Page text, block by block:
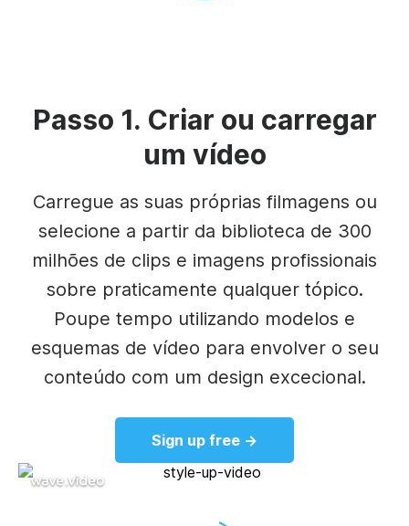
Passo 1. Criar ou carregar
um vídeo
Carregue as suas próprias filmagens ou
selecione a partir da biblioteca de 300
milhões de clips e imagens profissionais
sobre praticamente qualquer tópico.
Poupe tempo utilizando modelos e
esquemas de vídeo para envolver o seu
conteúdo com um design excecional.
Sign up free →